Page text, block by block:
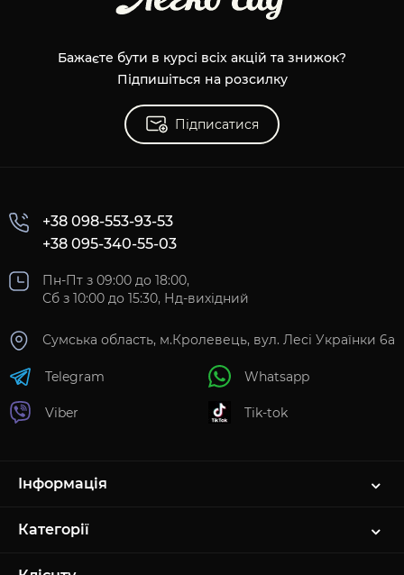
Бажаєте бути в курсі всіх акцій та знижок?
Підпишіться на розсилку
Підписатися
+38 098-553-93-53
+38 095-340-55-03
Пн-Пт з 09:00 до 18:00,
Сб з 10:00 до 15:30, Нд-вихідний
Сумська область, м.Кролевець, вул. Лесі Українки 6а
Telegram
Viber
Whatsapp
Tik-tok
Інформація
Категорії